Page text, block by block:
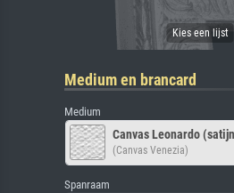
Medium en brancard
Medium
Canvas Leonardo
(Canvas Venezia)
Spanraam